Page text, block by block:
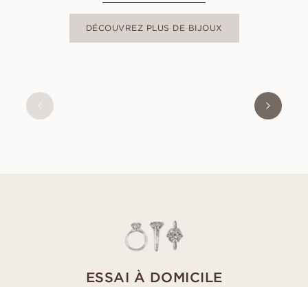
DÉCOUVREZ PLUS DE BIJOUX
ESSAI À DOMICILE